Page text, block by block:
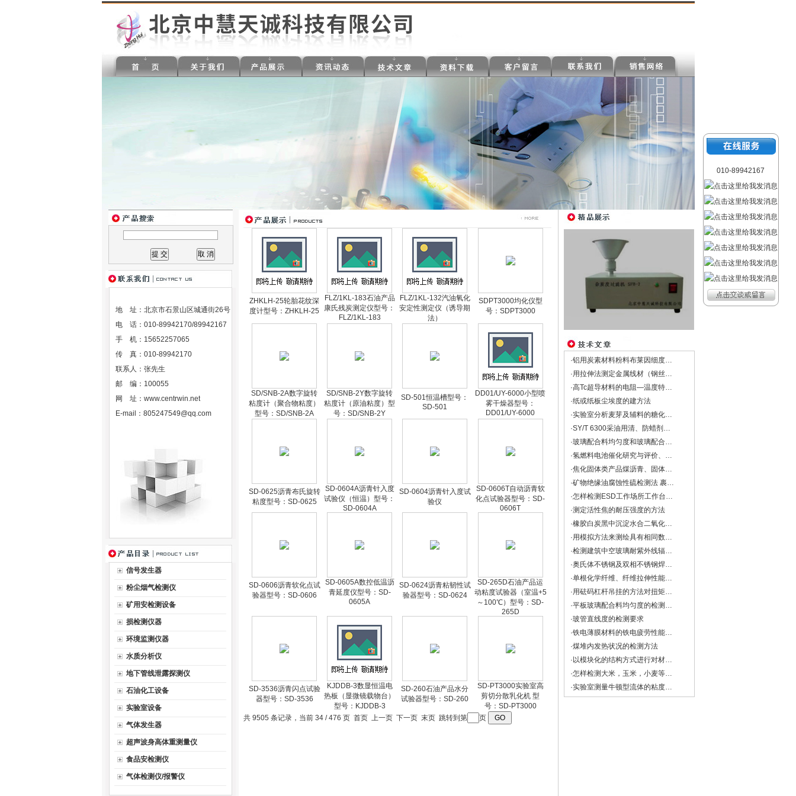
010-89942167
地 址：北京市石景山区城通街26号
电 话：010-89942170/89942167
手 机：15652257065
传 真：010-89942170
联系人：张先生
邮 编：100055
网 址： www.centrwin.net
E-mail： 805247549@qq.com
信号发生器
粉尘烟气检测仪
矿用安检测设备
损检测仪器
环境监测仪器
水质分析仪
地下管线泄露探测仪
石油化工设备
实验室设备
气体发生器
超声波身高体重测量仪
食品安检测仪
气体检测仪/报警仪
ZHKLH-25轮胎花纹深
度计型号：ZHKLH-25
FLZ/1KL-183石油产品
康氏残炭测定仪型号：
FLZ/1KL-183
FLZ/1KL-132汽油氧化
安定性测定仪（诱导期
法）
SDPT3000均化仪型
号：SDPT3000
SD/SNB-2A数字旋转
粘度计（聚合物粘度）
型号：SD/SNB-2A
SD/SNB-2Y数字旋转
粘度计（原油粘度）型
号：SD/SNB-2Y
SD-501恒温槽型号：
SD-501
DD01/UY-6000小型喷
雾干燥器型号：
DD01/UY-6000
SD-0625沥青布氏旋转
粘度型号：SD-0625
SD-0604A沥青针入度
试验仪（恒温）型号：
SD-0604A
SD-0604沥青针入度试
验仪
SD-0606T自动沥青软
化点试验器型号：SD-
0606T
SD-0606沥青软化点试
验器型号：SD-0606
SD-0605A数控低温沥
青延度仪型号：SD-
0605A
SD-0624沥青粘韧性试
验器型号：SD-0624
SD-265D石油产品运
动粘度试验器（室温+5
～100℃）型号：SD-
265D
SD-3536沥青闪点试验
器型号：SD-3536
KJDDB-3数显恒温电
热板（显微镜载物台）
型号：KJDDB-3
SD-260石油产品水分
试验器型号：SD-260
SD-PT3000实验室高
剪切分散乳化机 型
号：SD-PT3000
共 9505 条记录，当前 34 / 476 页 首页 上一页 下一页 末页 跳转到第 页
·铝用炭素材料粉料布莱因细度试验法——YS/T 734
·用拉伸法测定金属线材（钢丝）杨氏模量
·高Tc超导材料的电阻—温度特性的测量与处理
·纸或纸板尘埃度的建方法
·实验室分析麦芽及辅料的糖化力、糖化时间和浸出物的设备
·SY/T 6300采油用清、防蜡剂技术要求
·玻璃配合料均匀度和玻璃配合料中含碱量的检测方法
·氢燃料电池催化研究与评价、锂空电池研究
·焦化固体类产品煤沥青、固体古马隆-茚树脂软化点的测定方法
·矿物绝缘油腐蚀性硫检测法 裹绝缘纸铜扁线法DL/T 285-2012
·怎样检测ESD工作场所工作台面及工具的带静电电荷？
·测定活性焦的耐压强度的方法
·橡胶白炭黑中沉淀水合二氧化硅水洗筛余物的测定
·用模拟方法来测绘具有相同数学形式的物理场——导电微晶法
·检测建筑中空玻璃耐紫外线辐照性能试验
·奥氏体不锈钢及双相不锈钢焊缝中铁素体含量的测量方法
·单根化学纤维、纤维拉伸性能的检测方法
·用砝码杠杆吊挂的方法对扭矩扳手进行检定与校准
·平板玻璃配合料均匀度的检测方法
·玻管直线度的检测要求
·铁电薄膜材料的铁电疲劳性能检测
·煤堆内发热状况的检测方法
·以模块化的结构方式进行对材料多种机械性能的检测方法与注意事项
·怎样检测大米，玉米，小麦等谷物的直链淀粉？
·实验室测量牛顿型流体的粘度和非牛顿流体的流变特性